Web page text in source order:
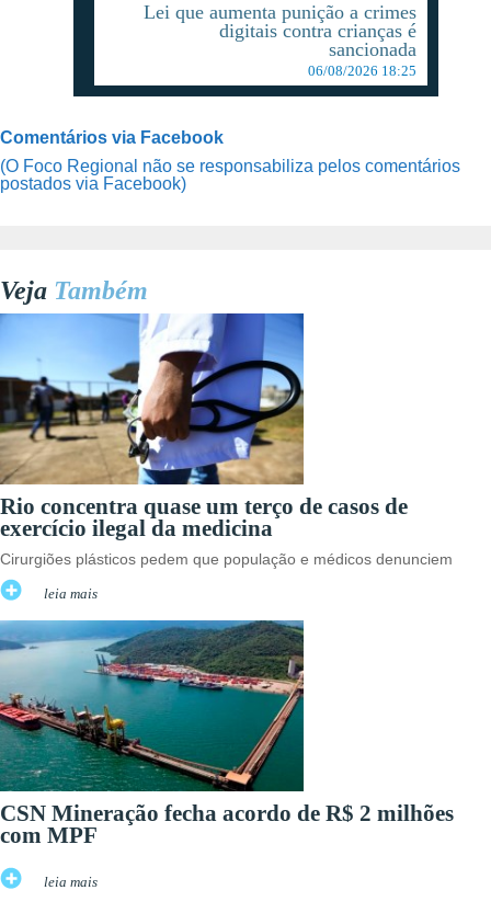
Lei que aumenta punição a crimes
digitais contra crianças é
sancionada
06/08/2026 18:25
Comentários via Facebook
(O Foco Regional não se responsabiliza pelos comentários
postados via Facebook)
Veja Também
Rio concentra quase um terço de casos de
exercício ilegal da medicina
Cirurgiões plásticos pedem que população e médicos denunciem
leia mais
CSN Mineração fecha acordo de R$ 2 milhões
com MPF
leia mais